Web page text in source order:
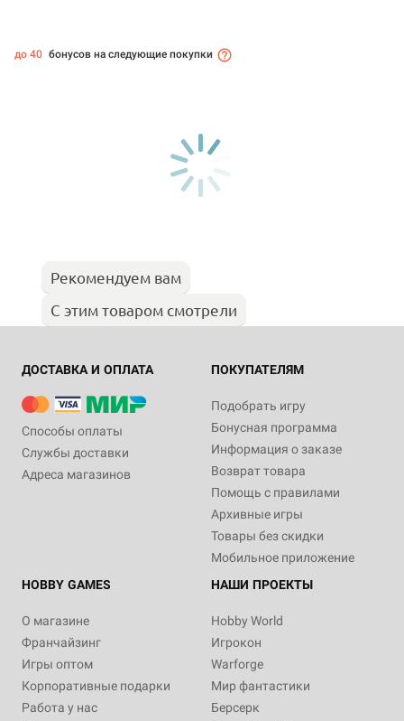
до 40 бонусов на следующие покупки
Рекомендуем вам
С этим товаром смотрели
ДОСТАВКА И ОПЛАТА
Способы оплаты
Службы доставки
Адреса магазинов
ПОКУПАТЕЛЯМ
Подобрать игру
Бонусная программа
Информация о заказе
Возврат товара
Помощь с правилами
Архивные игры
Товары без скидки
Мобильное приложение
HOBBY GAMES
О магазине
Франчайзинг
Игры оптом
Корпоративные подарки
Работа у нас
НАШИ ПРОЕКТЫ
Hobby World
Игрокон
Warforge
Мир фантастики
Берсерк